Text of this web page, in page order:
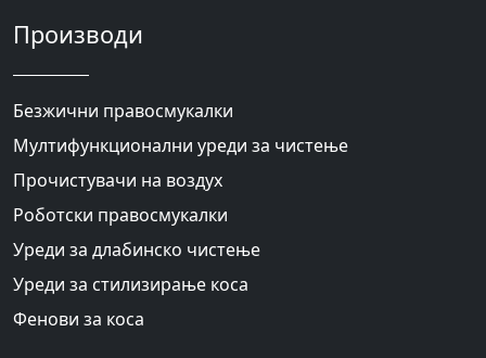
Производи
Безжични правосмукалки
Мултифункционални уреди за чистење
Прочистувачи на воздух
Роботски правосмукалки
Уреди за длабинско чистење
Уреди за стилизирање коса
Фенови за коса